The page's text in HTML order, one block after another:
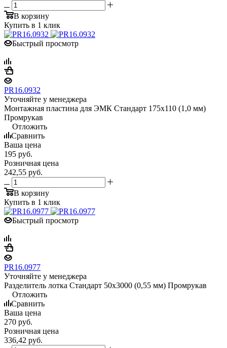
В корзину
Купить в 1 клик
Быстрый просмотр
PR16.0932
Уточняйте у менеджера
Монтажная пластина для ЭМК Стандарт 175х110 (1,0 мм)
Промрукав
Отложить
Сравнить
Ваша цена
195 руб.
Розничная цена
242,55 руб.
В корзину
Купить в 1 клик
Быстрый просмотр
PR16.0977
Уточняйте у менеджера
Разделитель лотка Стандарт 50х3000 (0,55 мм) Промрукав
Отложить
Сравнить
Ваша цена
270 руб.
Розничная цена
336,42 руб.